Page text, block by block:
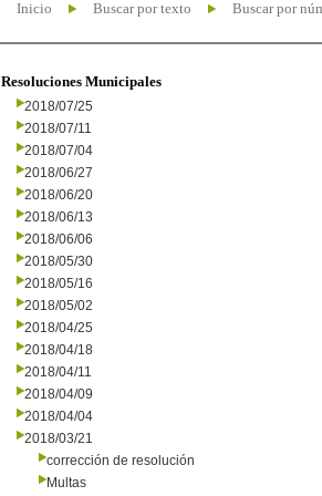
Inicio Buscar por texto Buscar por
Resoluciones Municipales
2018/07/25
2018/07/11
2018/07/04
2018/06/27
2018/06/20
2018/06/13
2018/06/06
2018/05/30
2018/05/16
2018/05/02
2018/04/25
2018/04/18
2018/04/11
2018/04/09
2018/04/04
2018/03/21
corrección de resolución
Multas